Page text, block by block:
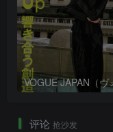
评论 抢沙发